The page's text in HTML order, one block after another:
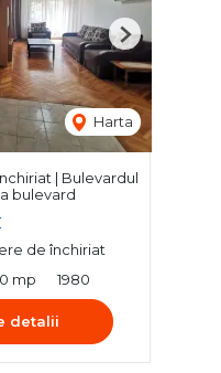
Harta
Next
| Bulevardul
bulevard
de închiriat
mp 1980
detalii